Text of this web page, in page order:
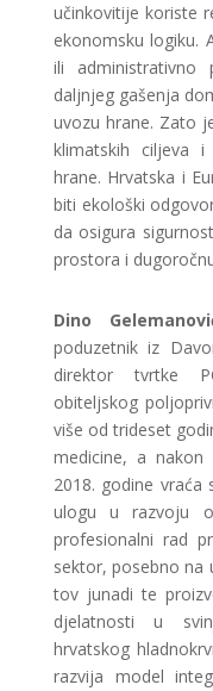
učinkovitije koriste
ekonomsku logiku.
ili administrativno
daljnjeg gašenja
uvozu hrane. Zato
klimatskih ciljeva i
hrane. Hrvatska i
biti ekološki
da osigura
prostora i
Dino
poduzetnik iz
direktor tvrtke
obiteljskog
više od trideset
medicine, a nakon
2018. godine vraća
ulogu u razvoju
profesionalni rad
sektor, posebno na
tov junadi te
djelatnosti u
hrvatskog
razvija model